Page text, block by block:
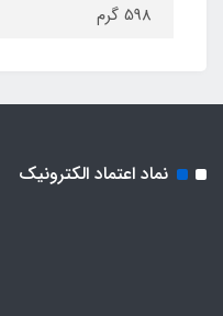
598 گرم
نماد اعتماد الکترونیک